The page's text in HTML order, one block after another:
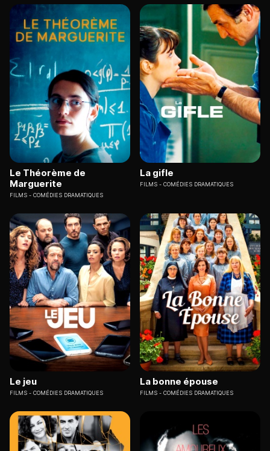
Le Théorème de
Marguerite
FILMS COMÉDIES DRAMATIQUES
La gifle
FILMS COMÉDIES DRAMATIQUES
Le jeu
FILMS COMÉDIES DRAMATIQUES
La bonne épouse
FILMS COMÉDIES DRAMATIQUES